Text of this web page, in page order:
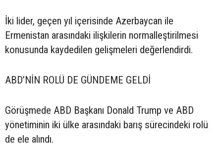
İki lider, geçen yıl içerisinde Azerbaycan ile
Ermenistan arasındaki ilişkilerin normalleştirilmesi
konusunda kaydedilen gelişmeleri değerlendirdi.
ABD’NİN ROLÜ DE GÜNDEME GELDİ
Görüşmede ABD Başkanı Donald Trump ve ABD
yönetiminin iki ülke arasındaki barış sürecindeki rolü
de ele alındı.